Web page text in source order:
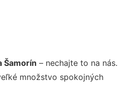
Šamorín – nechajte to na nás.
množstvo spokojných